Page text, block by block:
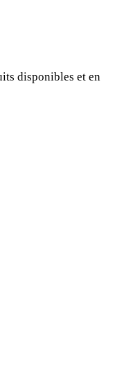
disponibles et en